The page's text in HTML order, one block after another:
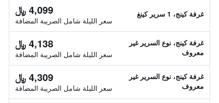
غرفة كينج، 1 سرير كينغ 4,099 ﷼
سعر الليلة شامل الصريبة المضافة
غرفة كينج، نوع السرير غير
معروف
4,138 ﷼
سعر الليلة شامل الصريبة المضافة
غرفة كينج، نوع السرير غير
معروف
4,309 ﷼
سعر الليلة شامل الصريبة المضافة